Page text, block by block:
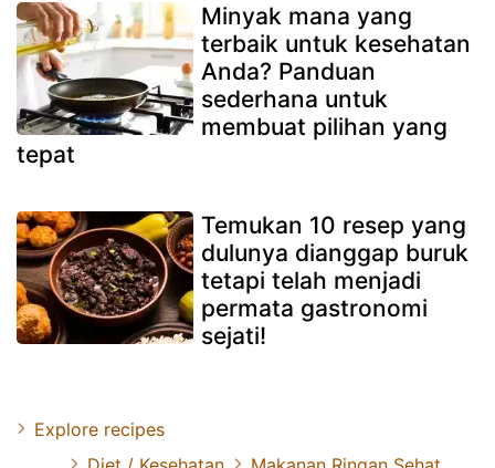
Minyak mana yang
terbaik untuk kesehatan
Anda? Panduan
sederhana untuk
membuat pilihan yang
tepat
Temukan 10 resep yang
dulunya dianggap buruk
tetapi telah menjadi
permata gastronomi
sejati!
Explore recipes